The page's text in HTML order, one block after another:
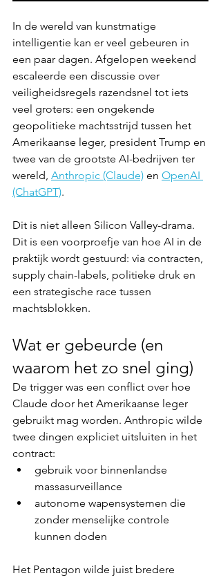
In de wereld van kunstmatige
intelligentie kan er veel gebeuren in
een paar dagen. Afgelopen weekend
escaleerde een discussie over
veiligheidsregels razendsnel tot iets
veel groters: een ongekende
geopolitieke machtsstrijd tussen het
Amerikaanse leger, president Trump en
twee van de grootste AI-bedrijven ter
wereld, Anthropic (Claude) en OpenAI
(ChatGPT).
Dit is niet alleen Silicon Valley-drama.
Dit is een voorproefje van hoe AI in de
praktijk wordt gestuurd: via contracten,
supply chain-labels, politieke druk en
een strategische race tussen
machtsblokken.
Wat er gebeurde (en
waarom het zo snel ging)
De trigger was een conflict over hoe
Claude door het Amerikaanse leger
gebruikt mag worden. Anthropic wilde
twee dingen expliciet uitsluiten in het
contract:
gebruik voor binnenlandse
massasurveillance
autonome wapensystemen die
zonder menselijke controle
kunnen doden
Het Pentagon wilde juist bredere